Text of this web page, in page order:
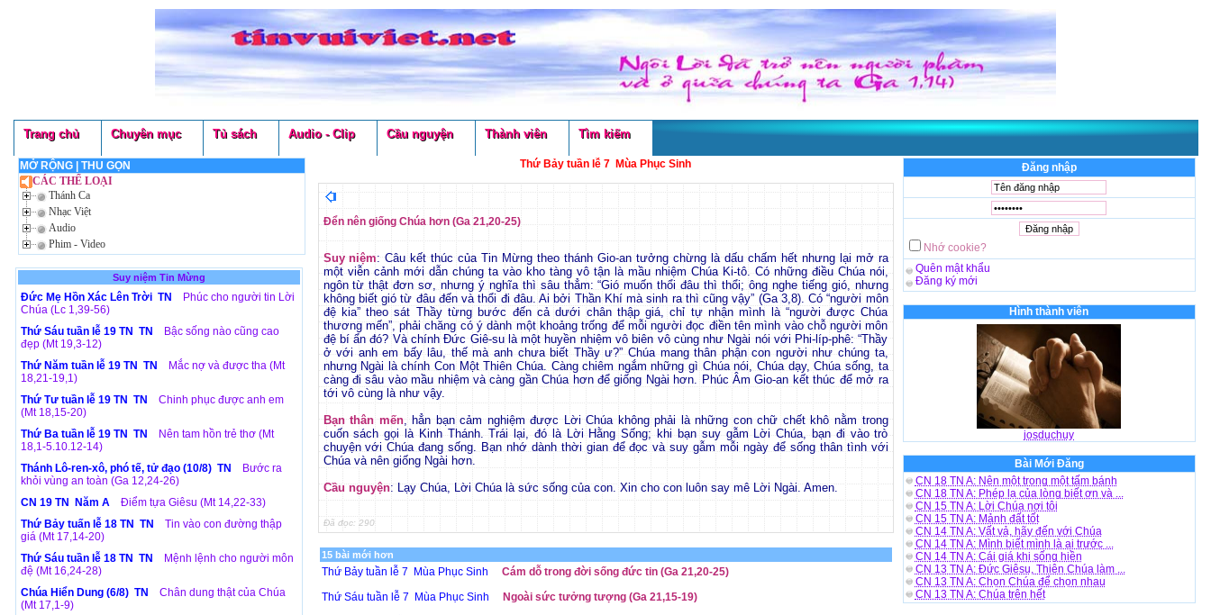
Trang chủ Chuyên mục Tủ sách Audio - Clip Cầu nguyện Thành viên Tìm kiếm
MỞ RỘNG
THU GỌN
CÁC THỂ LOẠI
Thánh Ca
Nhạc Việt
Audio
Phim - Video
Suy niệm Tin Mừng
Đức Mẹ Hồn Xác Lên Trời TN
Phúc cho người tin Lời
Chúa (Lc 1,39-56)
Thứ Sáu tuần lễ 19 TN TN
Bậc sống nào cũng cao
đẹp (Mt 19,3-12)
Thứ Năm tuần lễ 19 TN TN
Mắc nợ và được tha (Mt
18,21-19,1)
Thứ Tư tuần lễ 19 TN TN
Chinh phục được anh em
(Mt 18,15-20)
Thứ Ba tuần lễ 19 TN TN
Nên tam hồn trẻ thơ (Mt
18,1-5.10.12-14)
Thánh Lô-ren-xô, phó tế, tử đạo (10/8) TN
Bước ra
khỏi vùng an toàn (Ga 12,24-26)
CN 19 TN Năm A
Điểm tựa Giêsu (Mt 14,22-33)
Thứ Bảy tuấn lễ 18 TN TN
Tin vào con đường thập
giá (Mt 17,14-20)
Thứ Sáu tuần lễ 18 TN TN
Mệnh lệnh cho người môn
đệ (Mt 16,24-28)
Chúa Hiển Dung (6/8) TN
Chân dung thật của Chúa
(Mt 17,1-9)
Thứ Bảy tuần lễ 7 Mùa Phục Sinh
Đển nên giống Chúa hơn (Ga 21,20-25)
Suy niệm: Câu kết thúc của Tin Mừng theo thánh Gio-an tưởng chừng là dấu chấm hết nhưng lại mở ra
một viễn cảnh mới dẫn chúng ta vào kho tàng vô tận là mầu nhiệm Chúa Ki-tô. Có những điều Chúa nói,
ngôn từ thật đơn sơ, nhưng ý nghĩa thì sâu thẳm: “Gió muốn thổi đâu thì thổi; ông nghe tiếng gió, nhưng
không biết gió từ đâu đến và thổi đi đâu. Ai bởi Thần Khí mà sinh ra thì cũng vậy” (Ga 3,8). Có “người môn
đệ kia” theo sát Thầy từng bước đến cả dưới chân thập giá, chỉ tự nhận mình là “người được Chúa
thương mến”, phải chăng có ý dành một khoảng trống để mỗi người đọc điền tên mình vào chỗ người môn
đệ bí ẩn đó? Và chính Đức Giê-su là một huyền nhiệm vô biên vô cùng như Ngài nói với Phi-líp-phê: “Thầy
ở với anh em bấy lâu, thế mà anh chưa biết Thầy ư?” Chúa mang thân phận con người như chúng ta,
nhưng Ngài là chính Con Một Thiên Chúa. Càng chiêm ngắm những gì Chúa nói, Chúa dạy, Chúa sống, ta
càng đi sâu vào mầu nhiệm và càng gần Chúa hơn để giống Ngài hơn. Phúc Âm Gio-an kết thúc để mở ra
tới vô cùng là như vậy.
Bạn thân mến, hẳn bạn cảm nghiệm được Lời Chúa không phải là những con chữ chết khô nằm trong
cuốn sách gọi là Kinh Thánh. Trái lại, đó là Lời Hằng Sống; khi bạn suy gẫm Lời Chúa, bạn đi vào trò
chuyện với Chúa đang sống. Bạn nhớ dành thời gian để đọc và suy gẫm mỗi ngày để sống thân tình với
Chúa và nên giống Ngài hơn.
Cầu nguyện: Lạy Chúa, Lời Chúa là sức sống của con. Xin cho con luôn say mê Lời Ngài. Amen.
Đã đọc: 290
15 bài mới hơn
Thứ Bảy tuần lễ 7 Mùa Phục Sinh
Cám dỗ trong đời sống đức tin (Ga 21,20-25)
Thứ Sáu tuần lễ 7 Mùa Phục Sinh
Ngoài sức tưởng tượng (Ga 21,15-19)
Đăng nhập
Nhớ cookie?
Quên mật khẩu
Đăng ký mới
Hình thành viên
josduchuy
Bài Mới Đăng
CN 18 TN A: Nên một trong một tấm bánh
CN 18 TN A: Phép lạ của lòng biết ơn và ...
CN 15 TN A: Lời Chúa nơi tôi
CN 15 TN A: Mảnh đất tốt
CN 14 TN A: Vất vả, hãy đến với Chúa
CN 14 TN A: Mình biết mình là ai trước ...
CN 14 TN A: Cái giá khi sống hiền
CN 13 TN A: Đức Giêsu, Thiên Chúa làm ...
CN 13 TN A: Chọn Chúa để chọn nhau
CN 13 TN A: Chúa trên hết